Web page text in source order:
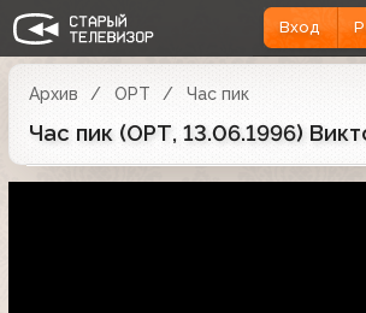
Вход
Архив ОРТ Час пик
Час пик (ОРТ, 13.06.1996)